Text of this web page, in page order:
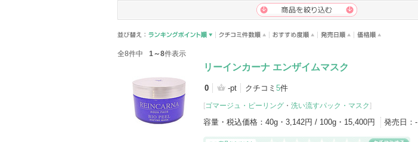
全8件中 1～8件表示
リーインカーナ エンザイムマスク
0 -pt クチコミ 5件
[ゴマージュ・ピーリング ・ 洗い流すパック・マスク]
容量・税込価格： 40g・3,142円 / 100g・15,400円 発売日： -